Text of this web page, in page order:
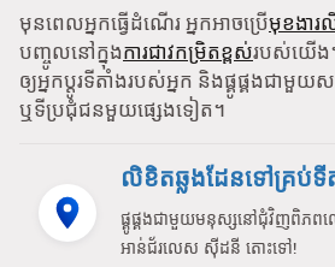
មុនពេលអ្នកធ្វើដំណើរ អ្នកអាចប្រើមុខងារ
បញ្ចូលនៅក្នុងការជាវកម្រិតខ្ពស់របស់យើង
ឲ្យអ្នកប្តូរទីតាំងរបស់អ្នក និងផ្គូផ្គងជាមួ
ឬទីប្រជុំជនមួយផ្សេងទៀត។
លិខិតឆ្លងដែនទៅគ្រប់ទី
ផ្គូផ្គងជាមួយមនុស្សនៅជុំវិញពិភ
អាន់ជ័រលេស ស៊ីដនី តោះទៅ!